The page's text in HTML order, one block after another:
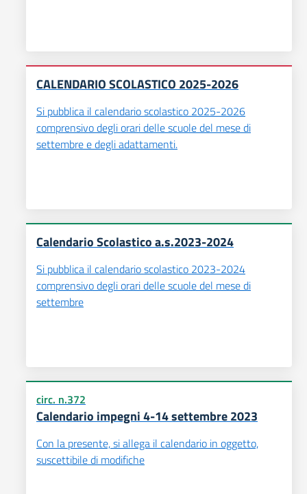
CALENDARIO SCOLASTICO 2025-2026
Si pubblica il calendario scolastico 2025-2026
comprensivo degli orari delle scuole del mese di
settembre e degli adattamenti.
Calendario Scolastico a.s.2023-2024
Si pubblica il calendario scolastico 2023-2024
comprensivo degli orari delle scuole del mese di
settembre
circ. n.372
Calendario impegni 4-14 settembre 2023
Con la presente, si allega il calendario in oggetto,
suscettibile di modifiche